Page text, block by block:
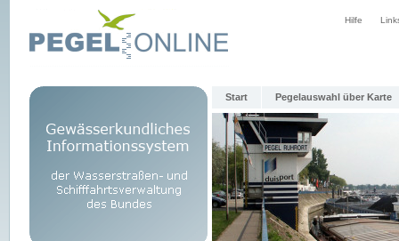
Hilfe
Start Pegelauswahl über Karte